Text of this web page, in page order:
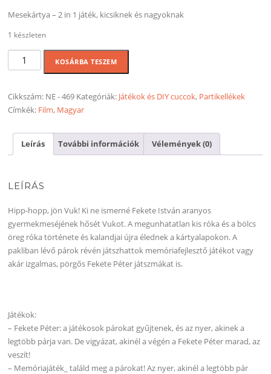
Mesekártya – 2 in 1 játék, kicsiknek és nagyoknak
1 készleten
mesekártya
KOSÁRBA TESZEM
Cikkszám: NE - 469 Kategóriák: Játékok és DIY cuccok, Partikellékek
Címkék: Film, Magyar
Leírás További információk Vélemények (0)
LEÍRÁS
Hipp-hopp, jön Vuk! Ki ne ismerné Fekete István aranyos
gyermekmeséjének hősét Vukot. A megunhatatlan kis róka és a bölcs
öreg róka története és kalandjai újra élednek a kártyalapokon. A
pakliban lévő párok révén játszhattok memóriafejlesztő játékot vagy
akár izgalmas, pörgős Fekete Péter játszmákat is.
Játékok:
– Fekete Péter: a játékosok párokat gyűjtenek, és az nyer, akinek a
legtöbb párja van. De vigyázat, akinél a végén a Fekete Péter marad, az
veszít!
– Memóriajáték_ találd meg a párokat! Az nyer, akinél a legtöbb pár